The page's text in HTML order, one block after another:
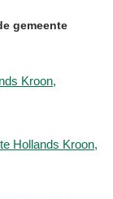
gemeente
Kroon,
Hollands Kroon,